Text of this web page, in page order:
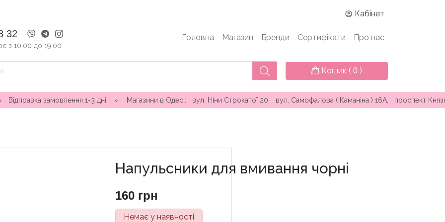
Кабінет
32
з 10.00 до 19.00
Головна Магазин Бренди Сертифікати Про нас
Кошик ( 0 )
замовлення 1-3 дні ∘ Магазини в Одесі: вул. Ніни Строкатої 20, вул. Самофалова ( Каманіна ) 16А, проспект Князя
Напульсники для вмивання чорні
160 грн
Немає у наявності